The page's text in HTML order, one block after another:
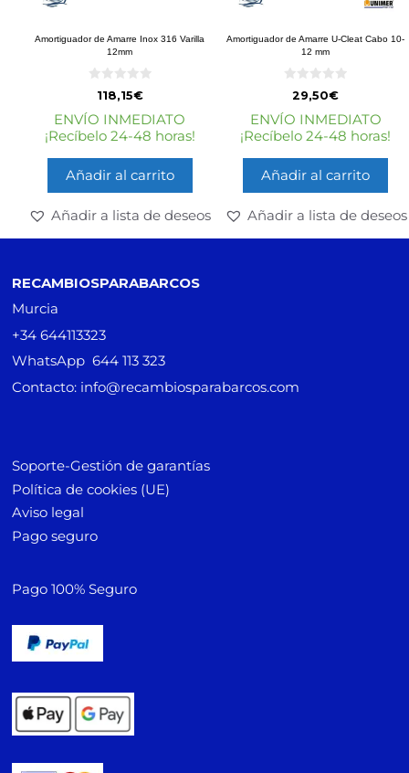
Amortiguador de Amarre Inox 316 Varilla
12mm
e
5
118,15€
ENVÍO INMEDIATO
¡Recíbelo 24-48 horas!
Añadir al carrito
Añadir a lista de deseos
Amortiguador de Amarre U-Cleat Cabo 10-
12 mm
e
5
29,50€
ENVÍO INMEDIATO
¡Recíbelo 24-48 horas!
Añadir al carrito
Añadir a lista de deseos
RECAMBIOSPARABARCOS
Murcia
+34 644113323
WhatsApp 644 113 323
Contacto: info@recambiosparabarcos.com
Soporte-Gestión de garantías
Política de cookies (UE)
Aviso legal
Pago seguro
Pago 100% Seguro